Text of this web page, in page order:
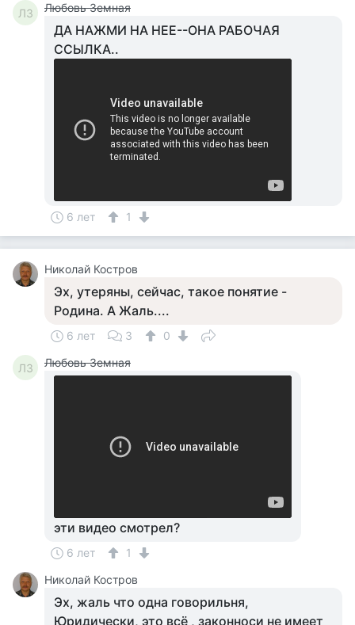
ЛЗ Любовь Земная
ДА НАЖМИ НА НЕЕ--ОНА РАБОЧАЯ
ССЫЛКА..
6 лет 1
Николай Костров
Эх, утеряны, сейчас, такое понятие -
Родина. А Жаль....
6 лет 3 0
ЛЗ Любовь Земная
эти видео смотрел?
6 лет
1
Николай Костров
Эх, жаль что одна говорильня,
Юридически, это всё , законноси не имеет